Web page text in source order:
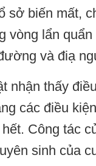
sở biến mất,
vòng lẩn
và điạ
nhận thấy
các điều
Công tác
sinh của